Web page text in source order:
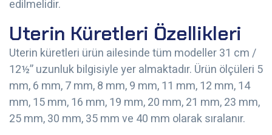
edilmelidir.
Uterin Küretleri Özellikleri
Uterin küretleri ürün ailesinde tüm modeller 31 cm /
12½” uzunluk bilgisiyle yer almaktadır. Ürün ölçüleri 5
mm, 6 mm, 7 mm, 8 mm, 9 mm, 11 mm, 12 mm, 14
mm, 15 mm, 16 mm, 19 mm, 20 mm, 21 mm, 23 mm,
25 mm, 30 mm, 35 mm ve 40 mm olarak sıralanır.